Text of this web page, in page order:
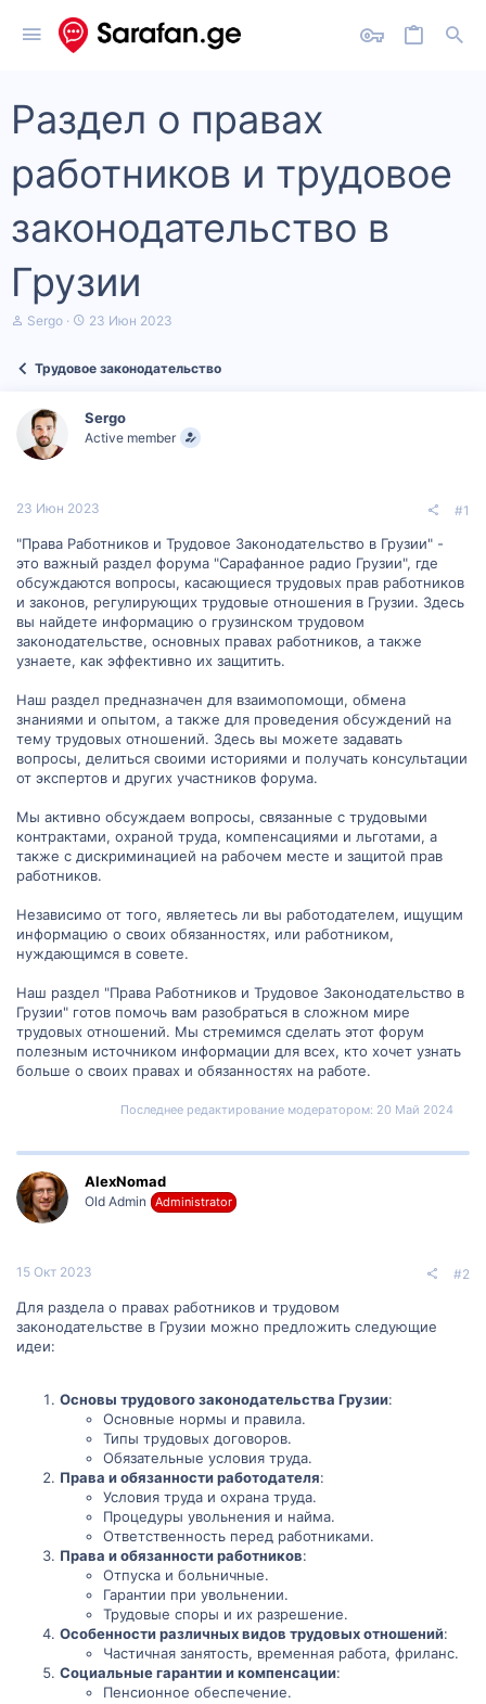
Раздел о правах
работников и трудовое
законодательство в
Грузии
А
е
м
ы
Sergo
Д
а
ч
а
23 Июн 2023
Трудовое законодательство
Sergo
Active member
23 Июн 2023 #1
"Права Работников и Трудовое Законодательство в Грузии" -
это важный раздел форума "Сарафанное радио Грузии", где
обсуждаются вопросы, касающиеся трудовых прав работников
и законов, регулирующих трудовые отношения в Грузии. Здесь
вы найдете информацию о грузинском трудовом
законодательстве, основных правах работников, а также
узнаете, как эффективно их защитить.
Наш раздел предназначен для взаимопомощи, обмена
знаниями и опытом, а также для проведения обсуждений на
тему трудовых отношений. Здесь вы можете задавать
вопросы, делиться своими историями и получать консультации
от экспертов и других участников форума.
Мы активно обсуждаем вопросы, связанные с трудовыми
контрактами, охраной труда, компенсациями и льготами, а
также с дискриминацией на рабочем месте и защитой прав
работников.
Независимо от того, являетесь ли вы работодателем, ищущим
информацию о своих обязанностях, или работником,
нуждающимся в совете.
Наш раздел "Права Работников и Трудовое Законодательство в
Грузии" готов помочь вам разобраться в сложном мире
трудовых отношений. Мы стремимся сделать этот форум
полезным источником информации для всех, кто хочет узнать
больше о своих правах и обязанностях на работе.
Последнее редактирование модератором: 20 Май 2024
AlexNomad
Old Admin Administrator
15 Окт 2023 #2
Для раздела о правах работников и трудовом
законодательстве в Грузии можно предложить следующие
идеи:
Основы трудового законодательства Грузии:
Основные нормы и правила.
Типы трудовых договоров.
Обязательные условия труда.
Права и обязанности работодателя:
Условия труда и охрана труда.
Процедуры увольнения и найма.
Ответственность перед работниками.
Права и обязанности работников:
Отпуска и больничные.
Гарантии при увольнении.
Трудовые споры и их разрешение.
Особенности различных видов трудовых отношений:
Частичная занятость, временная работа, фриланс.
Социальные гарантии и компенсации:
Пенсионное обеспечение.